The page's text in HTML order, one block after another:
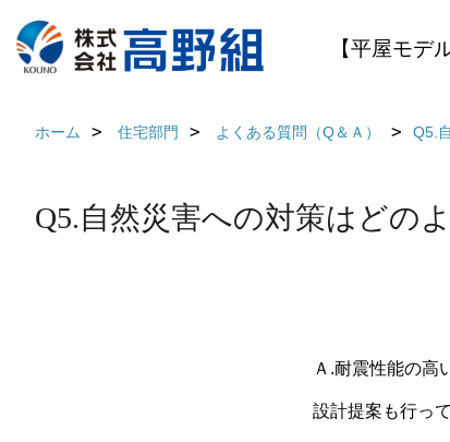
【平屋モデ
ホーム 住宅部門 よくある質問（Q＆Ａ） Q5.
Q5.自然災害への対策はどの
Ａ.耐震性能の高
設計提案も行っ